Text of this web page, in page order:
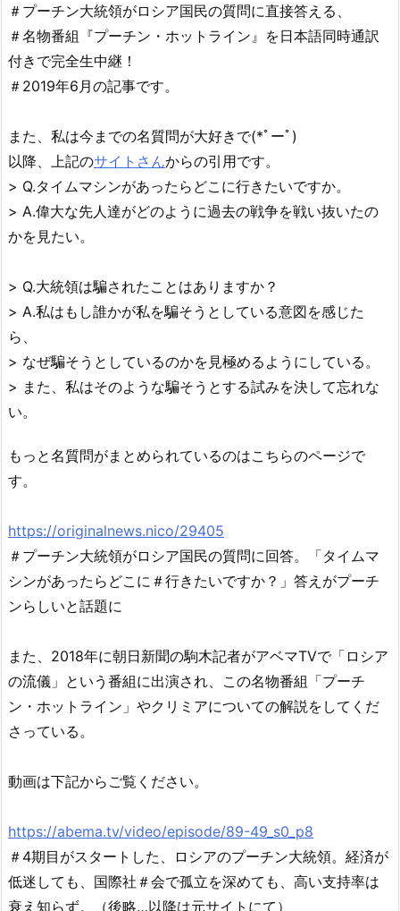
＃プーチン大統領がロシア国民の質問に直接答える、
＃名物番組『プーチン・ホットライン』を日本語同時通訳
付きで完全生中継！
＃2019年6月の記事です。
また、私は今までの名質問が大好きで(*ﾟーﾟ)
以降、上記のサイトさんからの引用です。
> Q.タイムマシンがあったらどこに行きたいですか。
> A.偉大な先人達がどのように過去の戦争を戦い抜いたの
かを見たい。
> Q.大統領は騙されたことはありますか？
> A.私はもし誰かが私を騙そうとしている意図を感じた
ら、
> なぜ騙そうとしているのかを見極めるようにしている。
> また、私はそのような騙そうとする試みを決して忘れな
い。
もっと名質問がまとめられているのはこちらのページで
す。
https://originalnews.nico/29405
＃プーチン大統領がロシア国民の質問に回答。「タイムマ
シンがあったらどこに＃行きたいですか？」答えがプーチ
ンらしいと話題に
また、2018年に朝日新聞の駒木記者がアベマTVで「ロシア
の流儀」という番組に出演され、この名物番組「プーチ
ン・ホットライン」やクリミアについての解説をしてくだ
さっている。
動画は下記からご覧ください。
https://abema.tv/video/episode/89-49_s0_p8
＃4期目がスタートした、ロシアのプーチン大統領。経済が
低迷しても、国際社＃会で孤立を深めても、高い支持率は
衰え知らず。（後略…以降は元サイトにて）